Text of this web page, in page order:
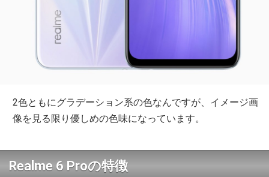
2色ともにグラデーション系の色なんですが、イメージ画
像を見る限り優しめの色味になっています。
Realme 6 Proの特徴